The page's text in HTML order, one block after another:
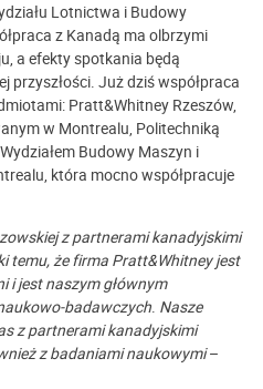
Lotnictwa i Budowy
z Kanadą ma olbrzymi
a efekty spotkania będą
przyszłości. Już dziś współpraca
Pratt&Whitney Rzeszów,
w Montrealu, Politechniką
Budowy Maszyn i
która mocno współpracuje
z partnerami kanadyjskimi
temu, że firma Pratt&Whitney jest
i jest naszym głównym
badawczych. Nasze
z partnerami kanadyjskimi
z badaniami naukowymi–